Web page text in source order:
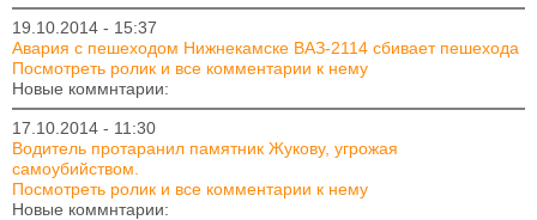
19.10.2014 - 15:37
Авария с пешеходом Нижнекамске ВАЗ-2114 сбивает пешехода
Посмотреть ролик и все комментарии к нему
Новые коммнтарии:
17.10.2014 - 11:30
Водитель протаранил памятник Жукову, угрожая
самоубийством.
Посмотреть ролик и все комментарии к нему
Новые коммнтарии: